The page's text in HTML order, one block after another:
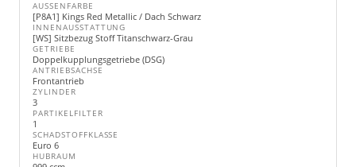
AUSSENFARBE
[P8A1] Kings Red Metallic / Dach Schwarz
INNENAUSSTATTUNG
[WS] Sitzbezug Stoff Titanschwarz-Grau
GETRIEBE
Doppelkupplungsgetriebe (DSG)
ANTRIEBSACHSE
Frontantrieb
ZYLINDER
3
PARTIKELFILTER
1
SCHADSTOFFKLASSE
Euro 6
HUBRAUM